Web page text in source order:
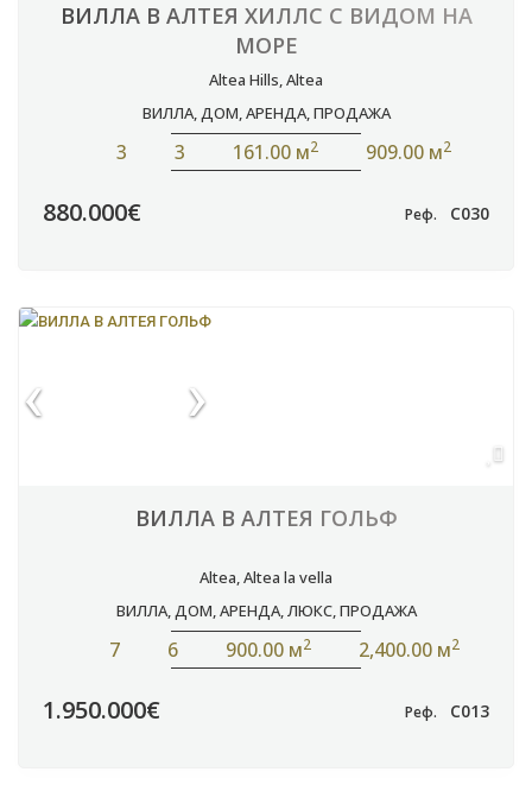
ВИЛЛА В АЛТЕЯ ХИЛЛС С ВИДОМ НА
МОРЕ
Altea Hills,Altea
ВИЛЛА,ДОМ,АРЕНДА,ПРОДАЖА
3 3 161.00 м2 909.00 м2
880.000€ Реф. C030
ВИЛЛА В АЛТЕЯ ГОЛЬФ
Altea,Altea la vella
ВИЛЛА,ДОМ,АРЕНДА,ЛЮКС,ПРОДАЖА
7 6 900.00 м2 2,400.00 м2
1.950.000€ Реф. C013